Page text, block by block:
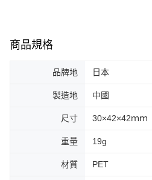
商品規格
品牌地 日本
製造地 中國
尺寸 30×42×42ｍｍ
重量 19g
材質 PET